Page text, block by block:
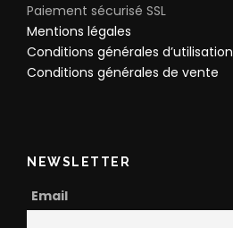
Paiement sécurisé SSL
Mentions légales
Conditions générales d’utilisation
Conditions générales de vente
NEWSLETTER
Email